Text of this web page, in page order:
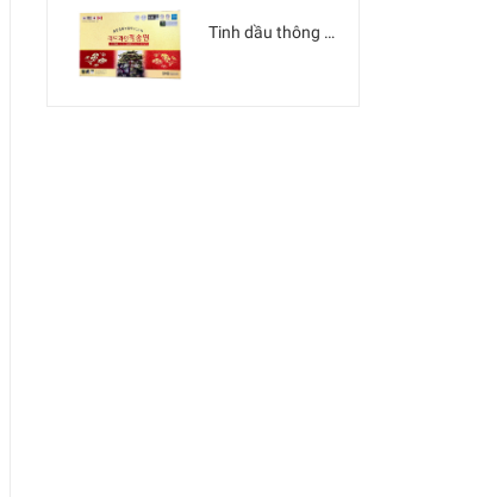
Tinh dầu thông đỏ Samsung REDPINEJEK SONGWON - SMS Bio Pharm (date 07/09/2026)